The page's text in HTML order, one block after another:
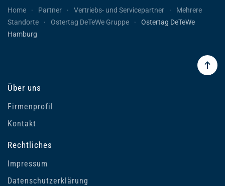
Home Partner Vertriebs- und Servicepartner
Mehrere
Standorte
Ostertag DeTeWe Gruppe
Ostertag DeTeWe
Hamburg
Über uns
Firmenprofil
Kontakt
Rechtliches
Impressum
Datenschutzerklärung